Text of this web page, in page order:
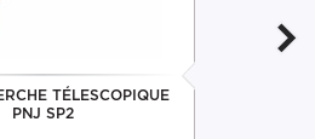
TÉLESCOPIQUE
PNJ SP2